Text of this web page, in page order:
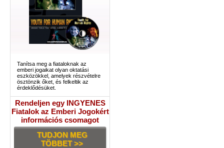
Tanítsa meg a fiataloknak az
emberi jogaikat olyan oktatási
eszközökkel, amelyek részvételre
ösztönzik őket, és felkeltik az
érdeklődésüket.
Rendeljen egy INGYENES
Fiatalok az Emberi Jogokért
információs csomagot
TUDJON MEG
TÖBBET >>